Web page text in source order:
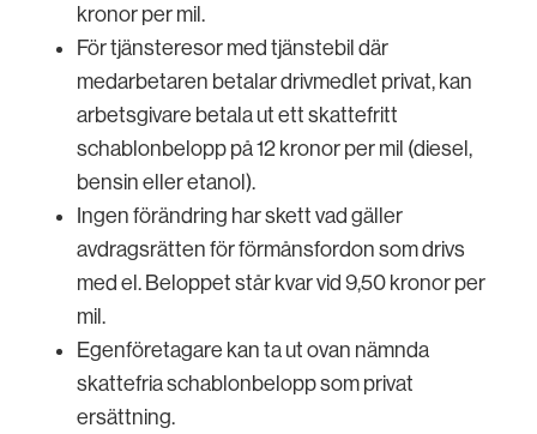
kronor per mil.
För tjänsteresor med tjänstebil där
medarbetaren betalar drivmedlet privat, kan
arbetsgivare betala ut ett skattefritt
schablonbelopp på 12 kronor per mil (diesel,
bensin eller etanol).
Ingen förändring har skett vad gäller
avdragsrätten för förmånsfordon som drivs
med el. Beloppet står kvar vid 9,50 kronor per
mil.
Egenföretagare kan ta ut ovan nämnda
skattefria schablonbelopp som privat
ersättning.